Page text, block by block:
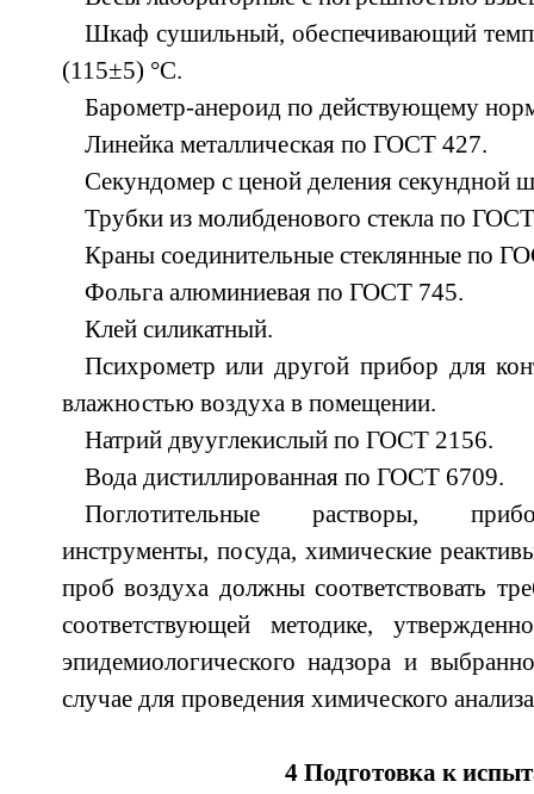
Шкаф сушильный, обеспечивающий
(115±5) °С.
Барометр-анероид по действующему
Линейка металлическая по ГОСТ 427.
Секундомер с ценой деления секундной
Трубки из молибденового стекла по
Краны соединительные стеклянные по
Фольга алюминиевая по ГОСТ 745.
Клей силикатный.
Психрометр или другой прибор для
влажностью воздуха в помещении.
Натрий двууглекислый по ГОСТ 2156.
Вода дистиллированная по ГОСТ 6709.
Поглотительные растворы,
инструменты, посуда, химические
проб воздуха должны соответствовать
соответствующей методике,
эпидемиологического надзора и
случае для проведения химического
4 Подготовка к